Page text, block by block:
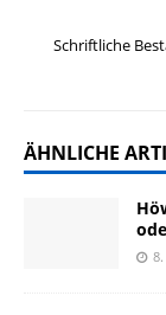
Schriftliche
ÄHNLICHE